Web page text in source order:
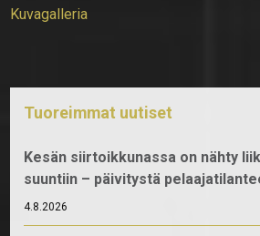
Kuvagalleria
Tuoreimmat uutiset
Kesän siirtoikkunassa on nähty
suuntiin – päivitystä
4.8.2026